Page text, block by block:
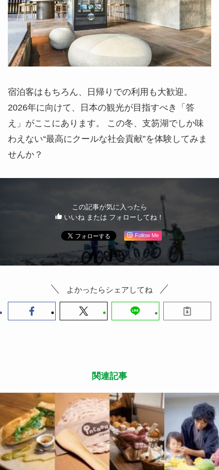
宿泊客はもちろん、日帰りでの利用も大歓迎。
2026年に向けて、日本の観光が目指すべき「答
え」がここにあります。 この冬、支笏湖でしか味
わえない“最高にクールな社会貢献”を体験してみま
せんか？
この記事が気に入ったら
いいね または フォローしてね！
Follow Me
よかったらシェアしてね
関連記事